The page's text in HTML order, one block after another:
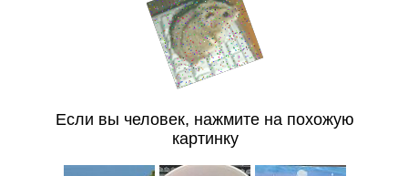
Если вы человек, нажмите на похожую
картинку